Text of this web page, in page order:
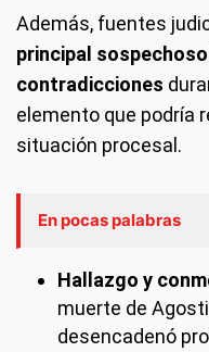
Además, fuentes
principal
contradicciones
elemento que podría
situación procesal.
En pocas palabras
Hallazgo y
muerte de
desencadenó